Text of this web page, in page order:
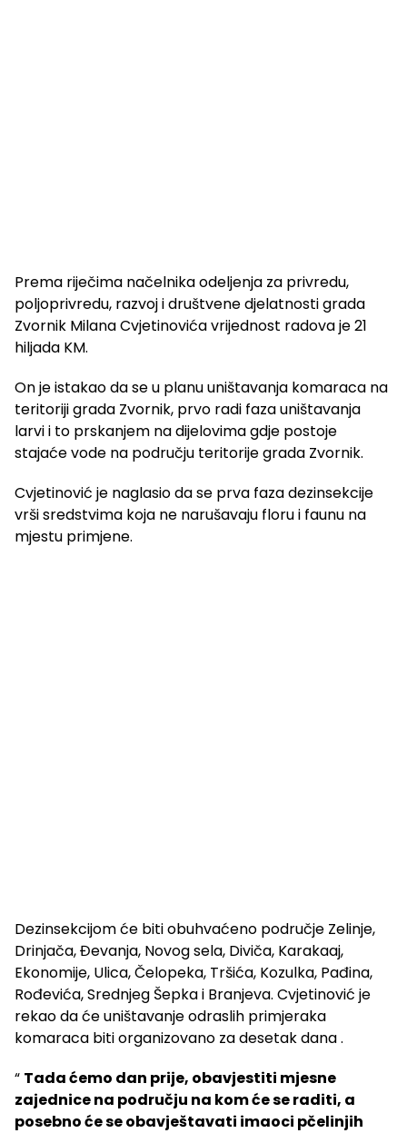
Prema riječima načelnika odeljenja za privredu,
poljoprivredu, razvoj i društvene djelatnosti grada
Zvornik Milana Cvjetinovića vrijednost radova je 21
hiljada KM.
On je istakao da se u planu uništavanja komaraca na
teritoriji grada Zvornik, prvo radi faza uništavanja
larvi i to prskanjem na dijelovima gdje postoje
stajaće vode na području teritorije grada Zvornik.
Cvjetinović je naglasio da se prva faza dezinsekcije
vrši sredstvima koja ne narušavaju floru i faunu na
mjestu primjene.
Dezinsekcijom će biti obuhvaćeno područje Zelinje,
Drinjača, Đevanja, Novog sela, Diviča, Karakaaj,
Ekonomije, Ulica, Čelopeka, Tršića, Kozulka, Pađina,
Rođevića, Srednjeg Šepka i Branjeva. Cvjetinović je
rekao da će uništavanje odraslih primjeraka
komaraca biti organizovano za desetak dana .
“ Tada ćemo dan prije, obavjestiti mjesne
zajednice na području na kom će se raditi, a
posebno će se obavještavati imaoci pčelinjih